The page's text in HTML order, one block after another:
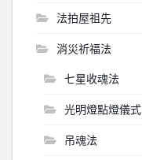
法拍屋祖先
消災祈福法
七星收魂法
光明燈點燈儀式
吊魂法